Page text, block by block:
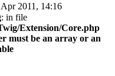
2011, 14:16
: in file
Extension/Core.php
must be an array or an